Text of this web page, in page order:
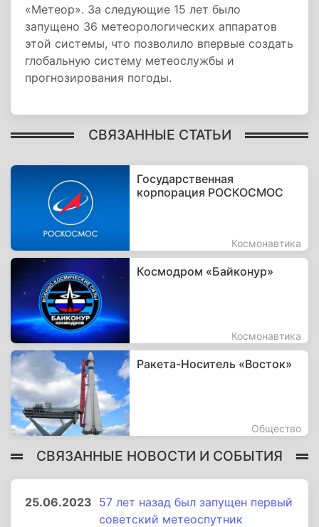
«Метеор». За следующие 15 лет было
запущено 36 метеорологических аппаратов
этой системы, что позволило впервые создать
глобальную систему метеослужбы и
прогнозирования погоды.
СВЯЗАННЫЕ СТАТЬИ
Государственная
корпорация РОСКОСМОС
Космонавтика
Космодром «Байконур»
Космонавтика
Ракета-Носитель «Восток»
Общество
СВЯЗАННЫЕ НОВОСТИ И СОБЫТИЯ
25.06.2023 57 лет назад был запущен первый
советский метеоспутник